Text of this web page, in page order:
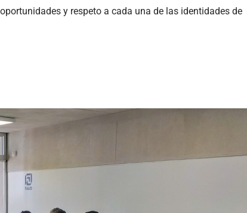
y respeto a cada una de las identidades de